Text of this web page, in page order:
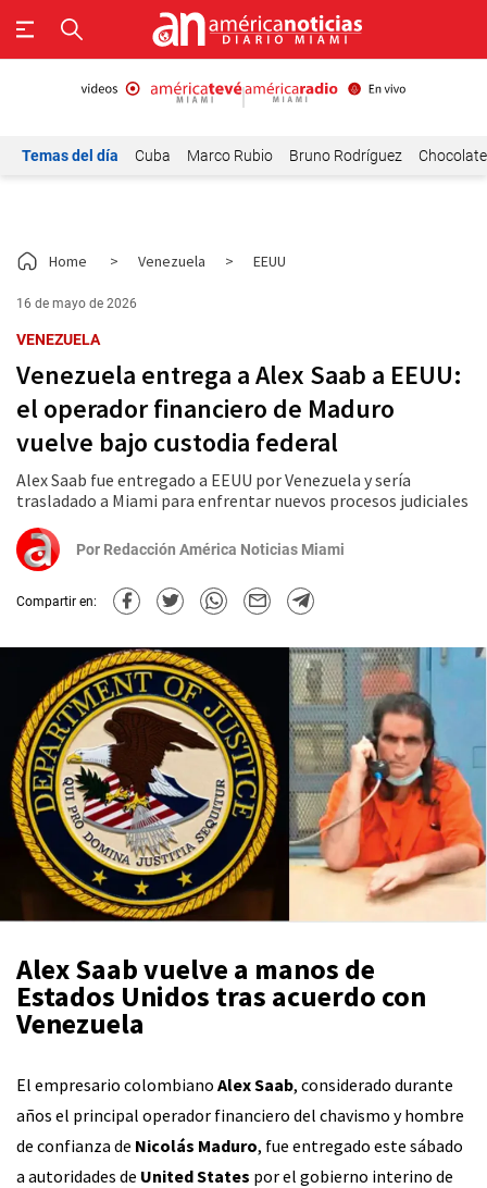
Temas del día Cuba Marco Rubio Bruno Rodríguez
Home > Venezuela > EEUU
16 de mayo de 2026
VENEZUELA
Venezuela entrega a Alex Saab a EEUU:
el operador financiero de Maduro
vuelve bajo custodia federal
Alex Saab fue entregado a EEUU por Venezuela y sería
trasladado a Miami para enfrentar nuevos procesos judiciales
Por Redacción América Noticias Miami
Compartir en:
Alex Saab vuelve a manos de
Estados Unidos tras acuerdo con
Venezuela
El empresario colombiano Alex Saab, considerado durante
años el principal operador financiero del chavismo y hombre
de confianza de Nicolás Maduro, fue entregado este sábado
a autoridades de United States por el gobierno interino de